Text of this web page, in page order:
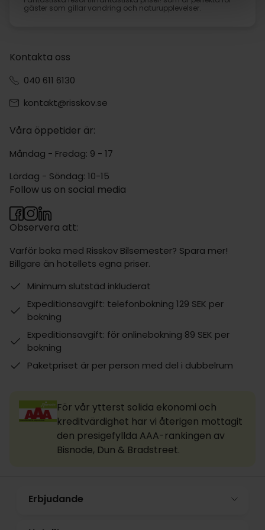
gäster som gillar vandring och naturupplevelser.
Kontakta oss
040 611 6130
kontakt@risskov.se
Våra öppetider är:
Måndag - Fredag: 9 - 17
Lördag - Söndag: 10-15
Observera att:
Varför boka med Risskov Bilsemester? Spara mer!
Billgare än hotellets egna priser.
Minimum slutstäd inkluderat
Expeditionsavgift: telefonbokning 129 SEK per
bokning
Expeditionsavgift: för onlinebokning 89 SEK per
bokning
Paketpriset är per person med del i dubbelrum
Follow us on social media
För vår ytterst solida ekonomi och
kreditvärdighet har vi återigen mottagit
den presigefyllda AAA-rankingen av
Bisnode, Dun & Bradstreet.
Erbjudande